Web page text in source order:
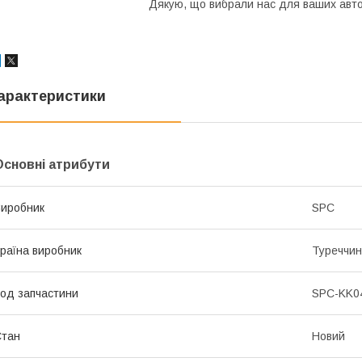
Дякую, що вибрали нас для ваших
атрибути
SPC
виробник
запчастини SPC-
Новий